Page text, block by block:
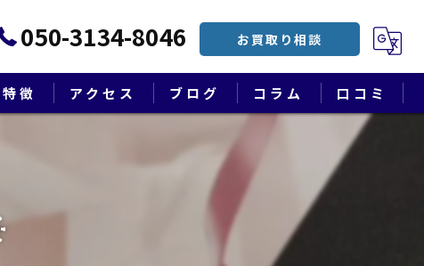
050-3134-8046 お買取り相談
徴 アクセス ブログ コラム 口コミ